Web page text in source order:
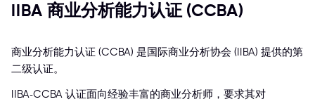
IIBA 商业分析能力认证 (CCBA)
商业分析能力认证 (CCBA) 是国际商业分析协会 (IIBA) 提供的第
二级认证。
IIBA-CCBA 认证面向经验丰富的商业分析师，要求其对